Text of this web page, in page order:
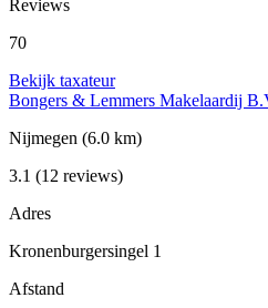
Reviews
70
Bekijk taxateur
Bongers & Lemmers Makelaardij
Nijmegen (6.0 km)
3.1 (12 reviews)
Adres
Kronenburgersingel 1
Afstand